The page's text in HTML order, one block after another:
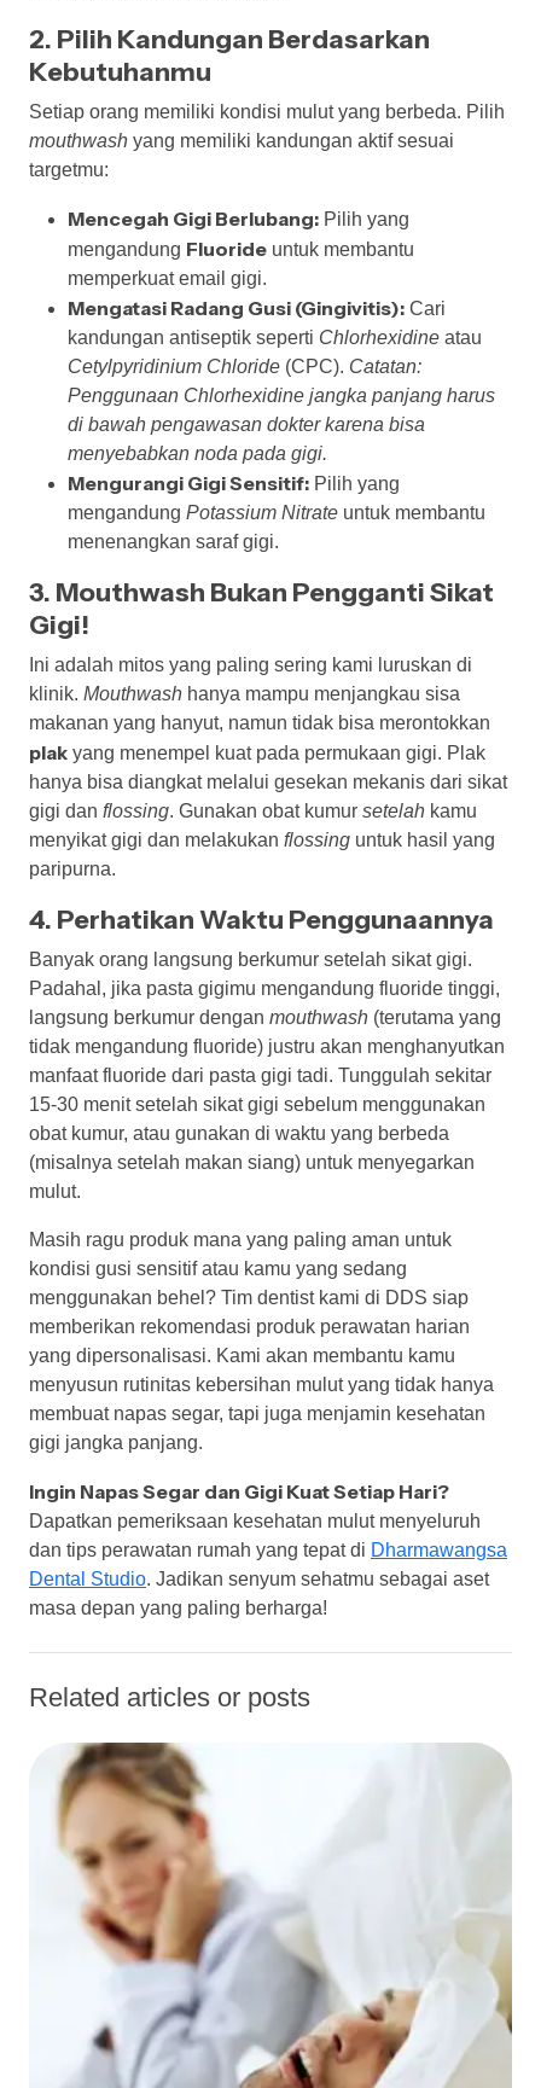
2. Pilih Kandungan Berdasarkan
Kebutuhanmu
Setiap orang memiliki kondisi mulut yang berbeda. Pilih
mouthwash yang memiliki kandungan aktif sesuai
targetmu:
Mencegah Gigi Berlubang: Pilih yang
mengandung Fluoride untuk membantu
memperkuat email gigi.
Mengatasi Radang Gusi (Gingivitis): Cari
kandungan antiseptik seperti Chlorhexidine atau
Cetylpyridinium Chloride (CPC). Catatan:
Penggunaan Chlorhexidine jangka panjang harus
di bawah pengawasan dokter karena bisa
menyebabkan noda pada gigi.
Mengurangi Gigi Sensitif: Pilih yang
mengandung Potassium Nitrate untuk membantu
menenangkan saraf gigi.
3. Mouthwash Bukan Pengganti Sikat
Gigi!
Ini adalah mitos yang paling sering kami luruskan di
klinik. Mouthwash hanya mampu menjangkau sisa
makanan yang hanyut, namun tidak bisa merontokkan
plak yang menempel kuat pada permukaan gigi. Plak
hanya bisa diangkat melalui gesekan mekanis dari sikat
gigi dan flossing. Gunakan obat kumur setelah kamu
menyikat gigi dan melakukan flossing untuk hasil yang
paripurna.
4. Perhatikan Waktu Penggunaannya
Banyak orang langsung berkumur setelah sikat gigi.
Padahal, jika pasta gigimu mengandung fluoride tinggi,
langsung berkumur dengan mouthwash (terutama yang
tidak mengandung fluoride) justru akan menghanyutkan
manfaat fluoride dari pasta gigi tadi. Tunggulah sekitar
15-30 menit setelah sikat gigi sebelum menggunakan
obat kumur, atau gunakan di waktu yang berbeda
(misalnya setelah makan siang) untuk menyegarkan
mulut.
Masih ragu produk mana yang paling aman untuk
kondisi gusi sensitif atau kamu yang sedang
menggunakan behel? Tim dentist kami di DDS siap
memberikan rekomendasi produk perawatan harian
yang dipersonalisasi. Kami akan membantu kamu
menyusun rutinitas kebersihan mulut yang tidak hanya
membuat napas segar, tapi juga menjamin kesehatan
gigi jangka panjang.
Ingin Napas Segar dan Gigi Kuat Setiap Hari?
Dapatkan pemeriksaan kesehatan mulut menyeluruh
dan tips perawatan rumah yang tepat di Dharmawangsa
Dental Studio. Jadikan senyum sehatmu sebagai aset
masa depan yang paling berharga!
Related articles or posts